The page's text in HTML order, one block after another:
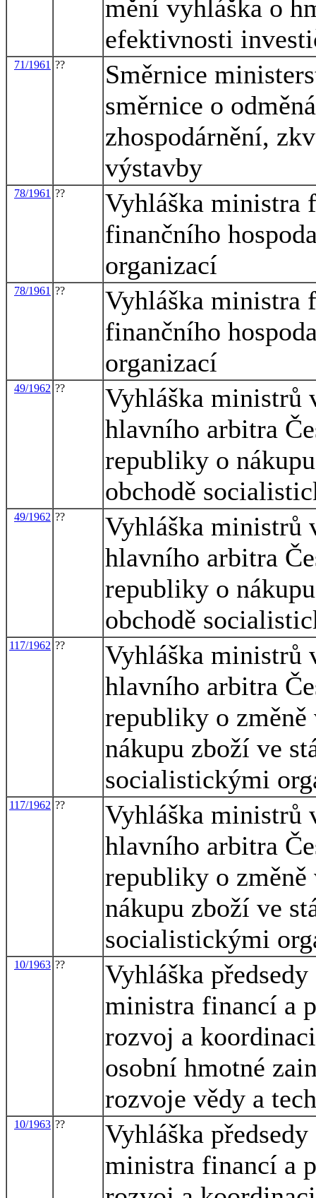
mění vyhláška o
efektivnosti
71/1961 ??
Směrnice
směrnice o
zhospodárnění,
výstavby
78/1961 ??
Vyhláška ministra
finančního
organizací
78/1961 ??
Vyhláška ministra
finančního
organizací
49/1962 ??
Vyhláška ministrů
hlavního arbitra
republiky o
obchodě
49/1962 ??
Vyhláška ministrů
hlavního arbitra
republiky o
obchodě
117/1962 ??
Vyhláška ministrů
hlavního arbitra
republiky o
nákupu zboží ve
socialistickými
117/1962 ??
Vyhláška ministrů
hlavního arbitra
republiky o
nákupu zboží ve
socialistickými
10/1963 ??
Vyhláška
ministra financí a
rozvoj a
osobní hmotné
rozvoje vědy a
10/1963 ??
Vyhláška
ministra financí a